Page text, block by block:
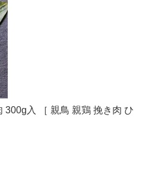
300g入 ［ 親鳥 親鶏 挽き肉 ひ